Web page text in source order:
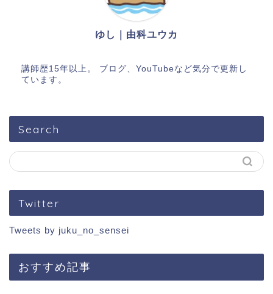
ゆし｜由科ユウカ
講師歴15年以上。 ブログ、YouTubeなど気分で更新し
ています。
Search
Twitter
Tweets by juku_no_sensei
おすすめ記事